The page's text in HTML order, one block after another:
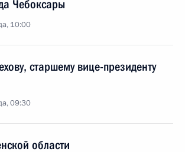
Чебоксары
10:00
старшему вице-президенту
09:30
области